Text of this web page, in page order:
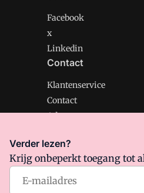
Facebook
x
Linkedin
Contact
Klantenservice
Contact
Adverteren
Management Support is
Algemene Voorwaarden
Verder lezen?
Krijg onbeperkt toegang tot